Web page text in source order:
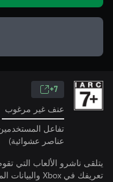
7+
عنف غير مرغوب
تفاعل
عناصر عشوائية)
يتلقى ناشرو الألعاب التي
تعريفك في Xbox والبيانات المقترنة بينما تمارس الألعاب.